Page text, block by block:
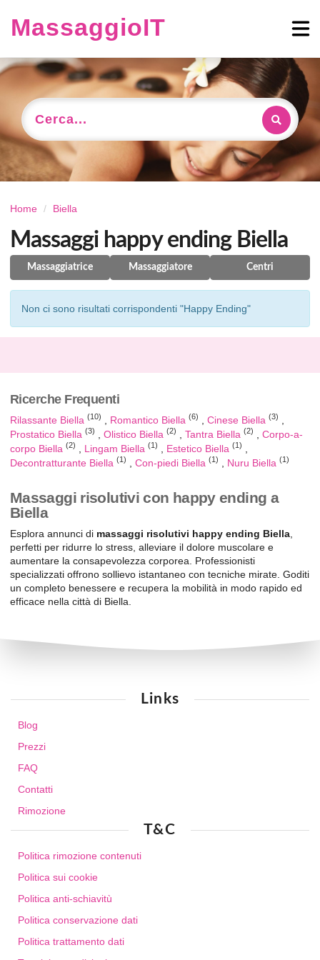
MassaggioIT
Cerca...
Home Biella
Massaggi happy ending Biella
Massaggiatrice Massaggiatore Centri
Non ci sono risultati corrispondenti "Happy Ending"
Ricerche Frequenti
Rilassante Biella (10) Romantico Biella (6) Cinese Biella (3)
Prostatico Biella (3) Olistico Biella (2) Tantra Biella (2)
Corpo-a-
corpo Biella (2) Lingam Biella (1) Estetico Biella (1)
Decontratturante Biella (1) Con-piedi Biella (1) Nuru Biella (1)
Massaggi risolutivi con happy ending a
Biella
Esplora annunci di massaggi risolutivi happy ending Biella
perfetti per ridurre lo stress, alleviare il dolore muscolare e
aumentare la consapevolezza corporea. Professionisti
specializzati offrono sollievo istantaneo con tecniche mirate. Goditi
un completo benessere e recupera la mobilità in modo rapido ed
efficace nella città di Biella.
Links
Blog
Prezzi
FAQ
Contatti
Rimozione
T&C
Politica rimozione contenuti
Politica sui cookie
Politica anti-schiavitù
Politica conservazione dati
Politica trattamento dati